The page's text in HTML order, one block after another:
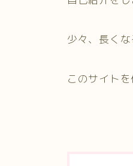
少々、長く
このサイト